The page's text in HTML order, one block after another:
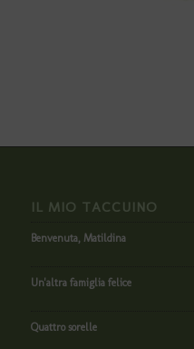
IL MIO TACCUINO
Benvenuta, Matildina
Un'altra famiglia felice
Quattro sorelle